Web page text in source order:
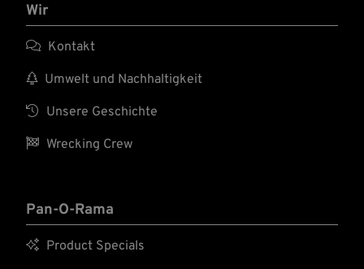
Wir
 Kontakt
 Umwelt und Nachhaltigkeit
 Unsere Geschichte
 Wrecking Crew
Pan-O-Rama
 Product Specials